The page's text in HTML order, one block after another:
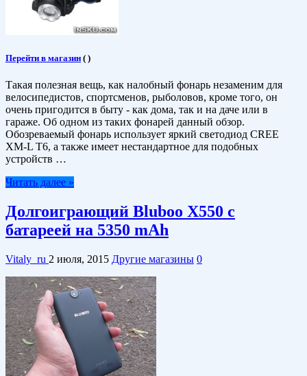
Перейти в магазин ( )
Такая полезная вещь, как налобный фонарь незаменим для
велосипедистов, спортсменов, рыболовов, кроме того, он
очень пригодится в быту - как дома, так и на даче или в
гараже. Об одном из таких фонарей данный обзор.
Обозреваемый фонарь использует яркий светодиод CREE
XM-L T6, а также имеет нестандартное для подобных
устройств …
Читать далее »
Долгоиграющий Bluboo X550 с
батареей на 5350 mAh
Vitaly_ru 2 июля, 2015 Другие магазины 0